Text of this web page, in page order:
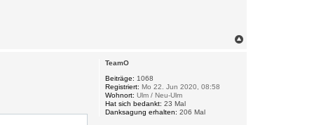
TeamO
Beiträge: 1068
Registriert: Mo 22. Jun 2020, 08:58
Wohnort: Ulm / Neu-Ulm
Hat sich bedankt: 23 Mal
Danksagung erhalten: 206 Mal